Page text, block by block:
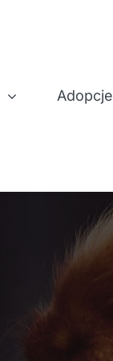
Adopcje